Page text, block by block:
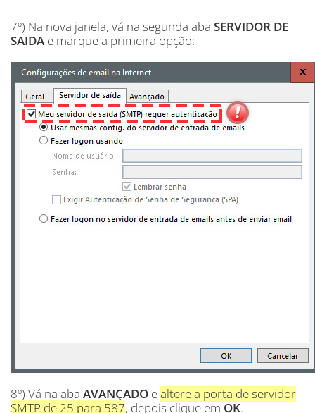
7º) Na nova janela, vá na segunda aba SERVIDOR DE
SAIDA e marque a primeira opção:
8º) Vá na aba AVANÇADO ealtere a porta de servidor
SMTP de 25 para 587, depois clique em OK.